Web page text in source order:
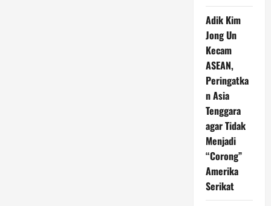
Adik Kim
Jong Un
Kecam
ASEAN,
Peringatka
n Asia
Tenggara
agar Tidak
Menjadi
“Corong”
Amerika
Serikat